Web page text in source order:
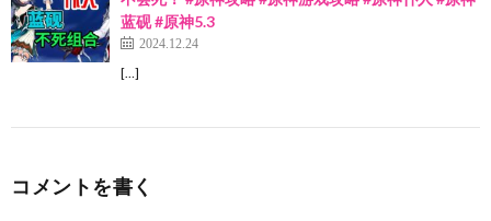
蓝砚 #原神5.3
2024.12.24
[…]
コメントを書く